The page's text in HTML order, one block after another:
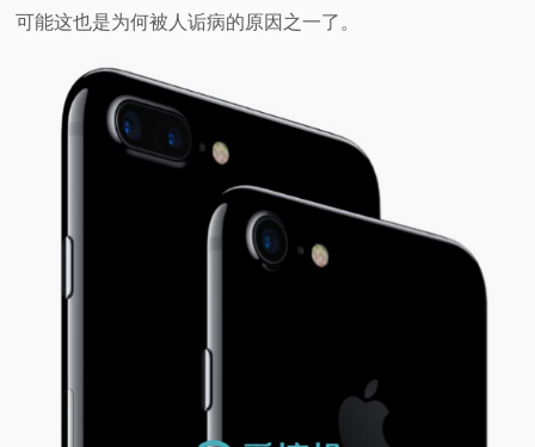
可能这也是为何被人诟病的原因之一了。